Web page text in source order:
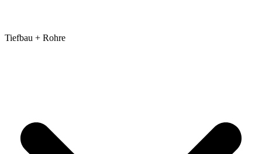
Tiefbau + Rohre